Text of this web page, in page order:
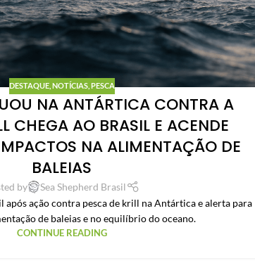
DESTAQUE, NOTÍCIAS, PESCA
NA ANTÁRTICA CONTRA A
CHEGA AO BRASIL E ACENDE
NA ALIMENTAÇÃO DE
BALEIAS
by
Sea Shepherd Brasil
após ação contra pesca de krill na Antártica e alerta para
de baleias e no equilíbrio do oceano.
CONTINUE READING